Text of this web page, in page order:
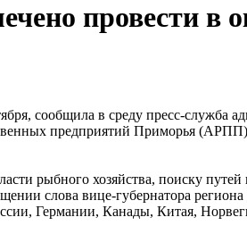
провести в
сообщила в среду пресс-служба
предприятий Приморья
рыбного хозяйства, поиску
слова вице-губернатора
Германии, Канады, Китая,